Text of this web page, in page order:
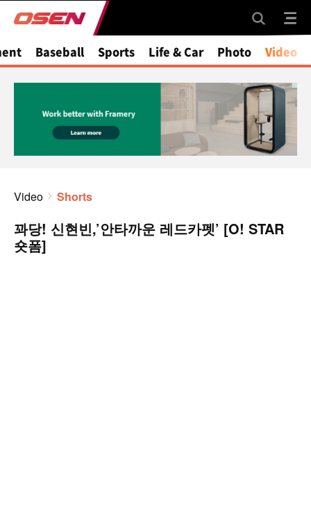
Baseball Sports Life & Car Photo Video
Video Shorts
꽈당! 신현빈,’안타까운 레드카펫’ [O! STAR
숏폼]